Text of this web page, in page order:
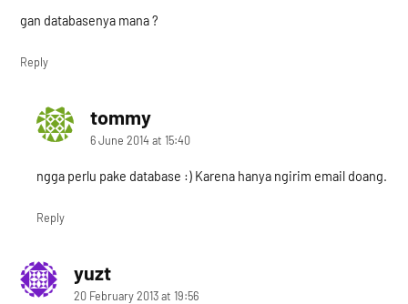
gan databasenya mana ?
Reply
tommysays:
6 June 2014 at 15:40
ngga perlu pake database :) Karena hanya ngirim email doang.
Reply
yuztsays:
20 February 2013 at 19:56